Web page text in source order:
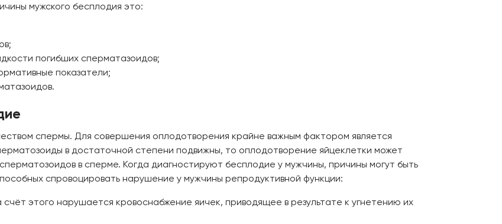
мужского бесплодия это:
погибших сперматазоидов;
показатели;
спермы. Для совершения оплодотворения крайне важным фактором является
в достаточной степени подвижны, то оплодотворение яйцеклетки может
в сперме. Когда диагностируют бесплодие у мужчины, причины могут быть
спровоцировать нарушение у мужчины репродуктивной функции:
этого нарушается кровоснабжение яичек, приводящее в результате к угнетению их